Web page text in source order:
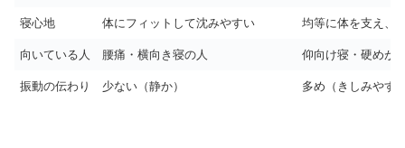
寝心地 体にフィットして沈みやすい 均等に体を支え、
向いている人 腰痛・横向き寝の人 仰向け寝・硬めが
振動の伝わり 少ない（静か） 多め（きしみやす